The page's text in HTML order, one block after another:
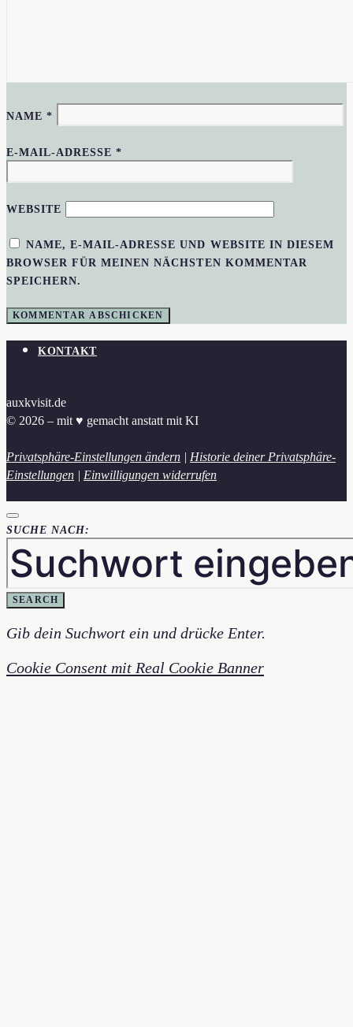
NAME*
E-MAIL-ADRESSE*
WEBSITE
NAME, E-MAIL-ADRESSE UND WEBSITE IN DIESEM
BROWSER FÜR MEINEN NÄCHSTEN KOMMENTAR
SPEICHERN.
KONTAKT
auxkvisit.de
© 2026 – mit ♥︎ gemacht anstatt mit KI
Privatsphäre-Einstellungen ändern | Historie deiner Privatsphäre-
Einstellungen | Einwilligungen widerrufen
SUCHE NACH:
SEARCH
Gib dein Suchwort ein und drücke Enter.
Cookie Consent mit Real Cookie Banner